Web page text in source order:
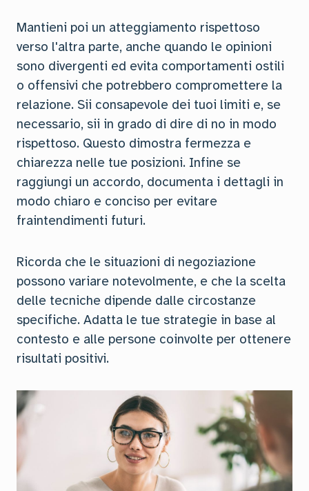
Mantieni poi un atteggiamento rispettoso
verso l'altra parte, anche quando le opinioni
sono divergenti ed evita comportamenti ostili
o offensivi che potrebbero compromettere la
relazione. Sii consapevole dei tuoi limiti e, se
necessario, sii in grado di dire di no in modo
rispettoso. Questo dimostra fermezza e
chiarezza nelle tue posizioni. Infine se
raggiungi un accordo, documenta i dettagli in
modo chiaro e conciso per evitare
fraintendimenti futuri.
Ricorda che le situazioni di negoziazione
possono variare notevolmente, e che la scelta
delle tecniche dipende dalle circostanze
specifiche. Adatta le tue strategie in base al
contesto e alle persone coinvolte per ottenere
risultati positivi.